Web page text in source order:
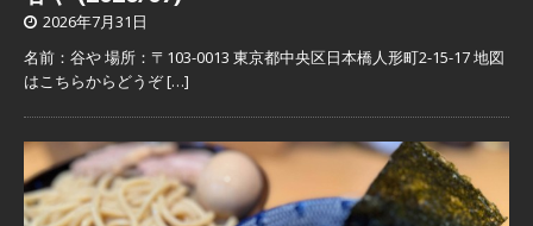
2026年7月31日
名前：谷や 場所：〒103-0013 東京都中央区日本橋人形町2-15-17 地図
はこちらからどうぞ[…]